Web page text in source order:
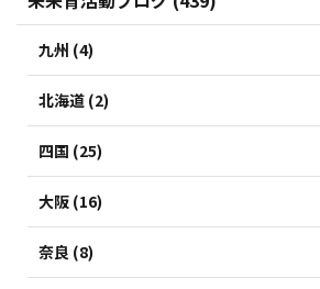
九州 (4)
北海道 (2)
四国 (25)
大阪 (16)
奈良 (8)